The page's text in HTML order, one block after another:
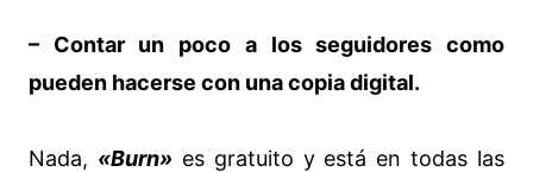
– Contar un poco a los seguidores como
pueden hacerse con una copia digital.
Nada, «Burn»es gratuito y está en todas las